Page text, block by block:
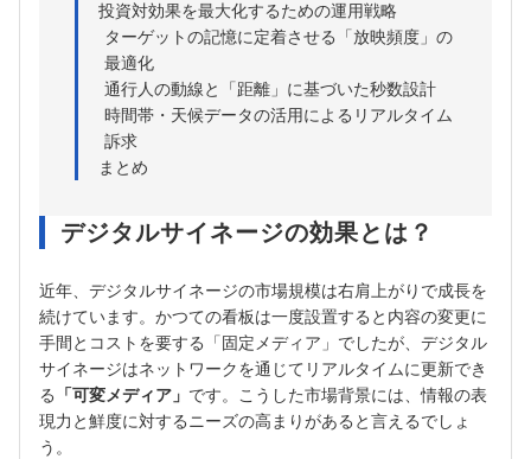
投資対効果を最大化するための運用戦略
ターゲットの記憶に定着させる「放映頻度」の
最適化
通行人の動線と「距離」に基づいた秒数設計
時間帯・天候データの活用によるリアルタイム
訴求
まとめ
デジタルサイネージの効果とは？
近年、デジタルサイネージの市場規模は右肩上がりで成長を
続けています。かつての看板は一度設置すると内容の変更に
手間とコストを要する「固定メディア」でしたが、デジタル
サイネージはネットワークを通じてリアルタイムに更新でき
る
「可変メディア」 です。こうした市場背景には、情報の表
現力と鮮度に対するニーズの高まりがあると言えるでしょ
う。